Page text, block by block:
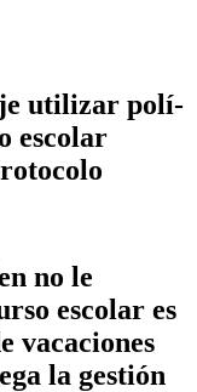
utilizar polí­
escolar
no le
escolar es
vacaciones
la gestión